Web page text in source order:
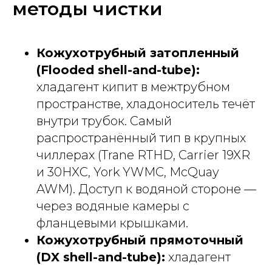
методы чистки
Кожухотрубный затопленный
(Flooded shell-and-tube):
хладагент кипит в межтрубном
пространстве, хладоноситель течёт
внутри трубок. Самый
распространённый тип в крупных
чиллерах (Trane RTHD, Carrier 19XR
и 30HXC, York YWMC, McQuay
AWM). Доступ к водяной стороне —
через водяные камеры с
фланцевыми крышками.
Кожухотрубный прямоточный
(DX shell-and-tube): хладагент